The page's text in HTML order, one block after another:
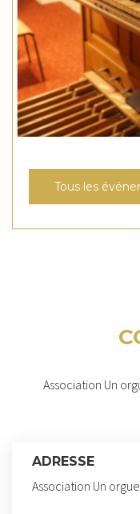
Tous les
Association Un
ADRESSE
Association Un